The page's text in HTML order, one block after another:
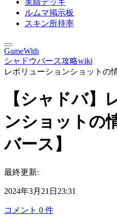
実績デッキ
ルムマ掲示板
スキン所持率
GameWith
シャドウバース攻略wiki
レボリューションショットの
【シャドバ】
ンショットの
バース】
最終更新:
2024年3月21日23:31
コメント 0 件